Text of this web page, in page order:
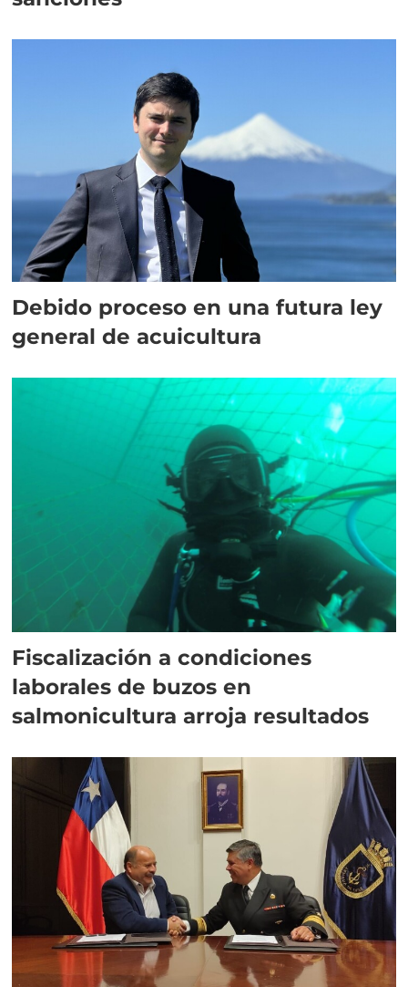
Debido proceso en una futura ley
general de acuicultura
Fiscalización a condiciones
laborales de buzos en
salmonicultura arroja resultados